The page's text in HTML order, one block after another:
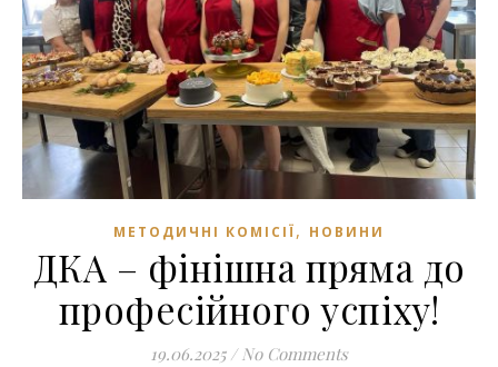
МЕТОДИЧНІ КОМІСІЇ, НОВИНИ
ДКА – фінішна пряма до
професійного успіху!
19.06.2025 / No Comments